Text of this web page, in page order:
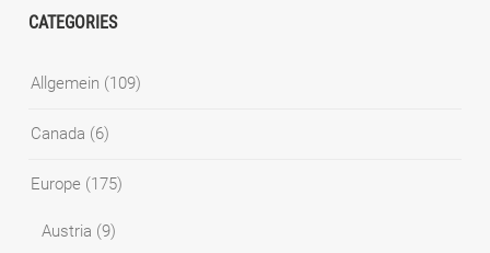
CATEGORIES
Allgemein (109)
Canada (6)
Europe (175)
Austria (9)